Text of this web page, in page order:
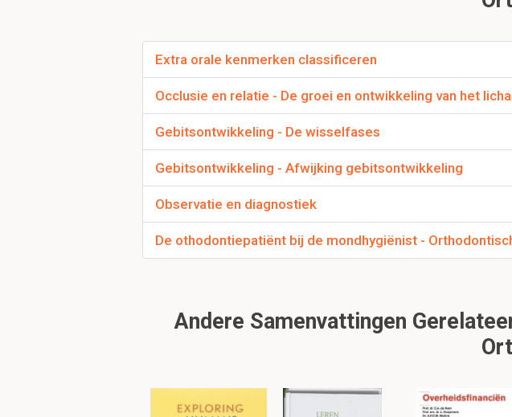
3. De overgang onderrand neusseptum en
Bij de opbouw van het gelaat wordt ook de
de bovenkaak met een gemiddelde waarde
verschillende soorten heb je?
Divergent
Convergent
* Alleen benoemen als het een heel duidelijk beeld
Wat is convergent (opbouw van het
Kleinere hoek
Om verder te lezen, klik hier:
Extra orale kenmerken classificeren
Occlusie en relatie - De groei en ontwikkeling van het
Gebitsontwikkeling - De wisselfases
Gebitsontwikkeling - Afwijking gebitsontwikkeling
Observatie en diagnostiek
De othodontiepatiënt bij de mondhygiënist -
Andere Samenvattingen